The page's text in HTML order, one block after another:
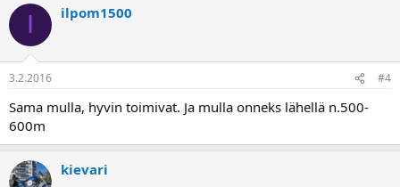
I ilpom1500
3.2.2016 #4
Sama mulla, hyvin toimivat. Ja mulla onneks lähellä n.500-
600m
kievari